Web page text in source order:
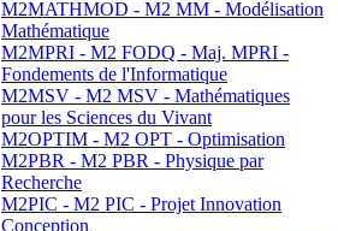
M2MATHMOD - M2 MM - Modélisation
Mathématique
M2MPRI - M2 FODQ - Maj. MPRI -
Fondements de l'Informatique
M2MSV - M2 MSV - Mathématiques
pour les Sciences du Vivant
M2OPTIM - M2 OPT - Optimisation
M2PBR - M2 PBR - Physique par
Recherche
M2PIC - M2 PIC - Projet Innovation
Conception